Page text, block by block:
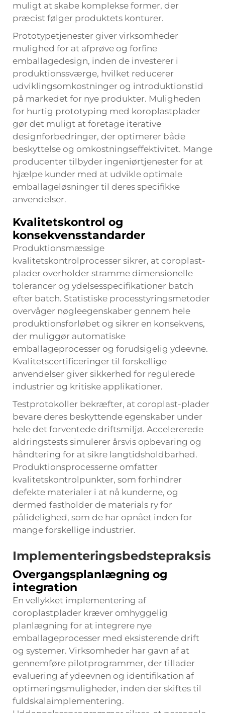
muligt at skabe komplekse former, der
præcist følger produktets konturer.
Prototypetjenester giver virksomheder
mulighed for at afprøve og forfine
emballagedesign, inden de investerer i
produktionssværge, hvilket reducerer
udviklingsomkostninger og introduktionstid
på markedet for nye produkter. Muligheden
for hurtig prototyping med koroplastplader
gør det muligt at foretage iterative
designforbedringer, der optimerer både
beskyttelse og omkostningseffektivitet. Mange
producenter tilbyder ingeniørtjenester for at
hjælpe kunder med at udvikle optimale
emballageløsninger til deres specifikke
anvendelser.
Kvalitetskontrol og
konsekvensstandarder
Produktionsmæssige
kvalitetskontrolprocesser sikrer, at coroplast-
plader overholder stramme dimensionelle
tolerancer og ydelsesspecifikationer batch
efter batch. Statistiske processtyringsmetoder
overvåger nøgleegenskaber gennem hele
produktionsforløbet og sikrer en konsekvens,
der muliggør automatiske
emballageprocesser og forudsigelig ydeevne.
Kvalitetscertificeringer til forskellige
anvendelser giver sikkerhed for regulerede
industrier og kritiske applikationer.
Testprotokoller bekræfter, at coroplast-plader
bevare deres beskyttende egenskaber under
hele det forventede driftsmiljø. Accelererede
aldringstests simulerer årsvis opbevaring og
håndtering for at sikre langtidsholdbarhed.
Produktionsprocesserne omfatter
kvalitetskontrolpunkter, som forhindrer
defekte materialer i at nå kunderne, og
dermed fastholder de materials ry for
pålidelighed, som de har opnået inden for
mange forskellige industrier.
Implementeringsbedstepraksis
Overgangsplanlægning og
integration
En vellykket implementering af
coroplastplader kræver omhyggelig
planlægning for at integrere nye
emballageprocesser med eksisterende drift
og systemer. Virksomheder har gavn af at
gennemføre pilotprogrammer, der tillader
evaluering af ydeevnen og identifikation af
optimeringsmuligheder, inden der skiftes til
fuldskalaimplementering.